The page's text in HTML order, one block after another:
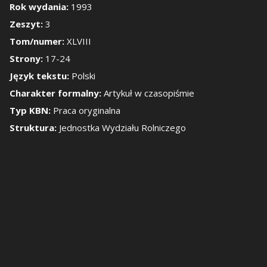
Ukryj panel
Rok wydania: 1993
Zeszyt:3
Tom/numer:XLVIII
Strony: 17-24
Język tekstu: Polski
Charakter formalny:Artykuł w czasopiśmie
Typ KBN: Praca oryginalna
Struktura: Jednostka Wydziału Rolniczego